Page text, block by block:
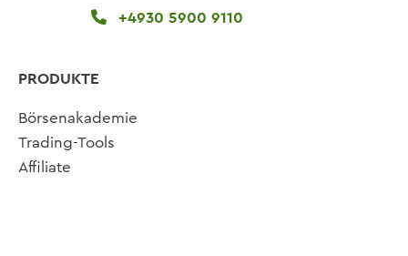
+4930 5900 9110
PRODUKTE
Börsenakademie
Trading-Tools
Affiliate